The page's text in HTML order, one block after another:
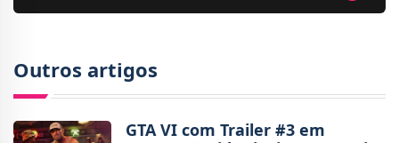
Outros artigos
GTA VI com Trailer #3 em